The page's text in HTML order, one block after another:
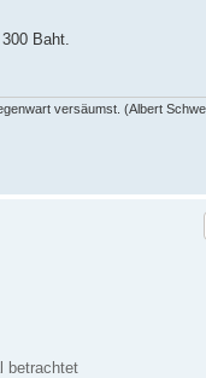
Baht.
versäumst. (Albert
betrachtet